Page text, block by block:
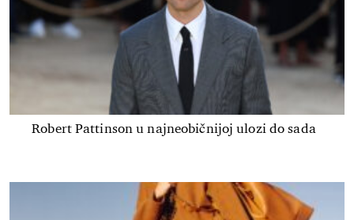
Robert Pattinson u najneobičnijoj ulozi do sada